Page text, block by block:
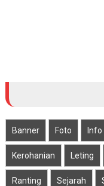
Banner Foto Info
Kerohanian Leting
Ranting Sejarah